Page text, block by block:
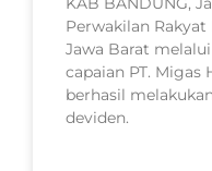
Perwakilan
Jawa Barat
capaian PT. Migas
berhasil
deviden.